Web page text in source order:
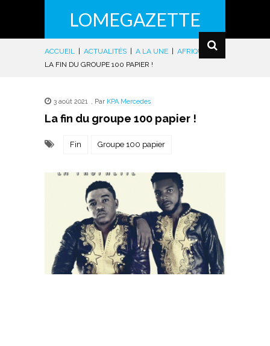
LOMEGAZETTE
ACCUEIL ACTUALITÉS A LA UNE AFRIQUE
|
LA FIN DU GROUPE 100 PAPIER !
3 août 2021 , Par KPA Mercedes
La fin du groupe 100 papier !
Fin Groupe 100 papier